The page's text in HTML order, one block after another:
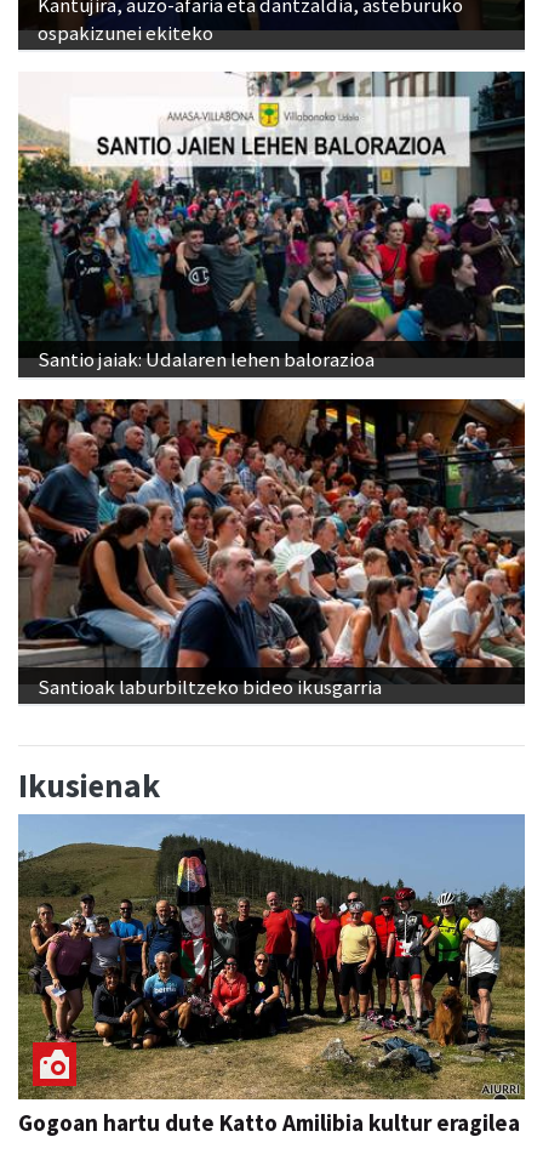
ospakizunei ekiteko
Santio jaiak: Udalaren lehen balorazioa
Santioak laburbiltzeko bideo ikusgarria
Ikusienak
Gogoan hartu dute Katto Amilibia kultur eragilea